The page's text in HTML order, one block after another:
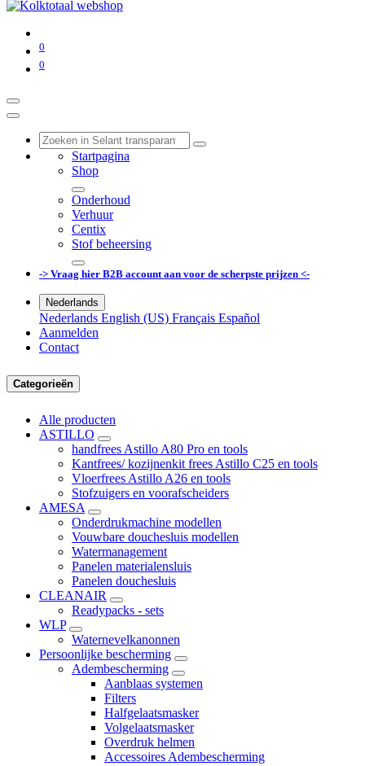
0
0
Startpagina
Shop
Onderhoud
Verhuur
Centix
Stof beheersing
-> Vraag hier B2B account aan voor de scherpste prijzen <-
Nederlands
Nederlands English (US) Français Español
Aanmelden
Contact
Categorieën
Alle producten
ASTILLO
handfrees Astillo A80 Pro en tools
Kantfrees/ kozijnenkit frees Astillo C25 en tools
Vloerfrees Astillo A26 en tools
Stofzuigers en voorafscheiders
AMESA
Onderdrukmachine modellen
Vouwbare douchesluis modellen
Watermanagement
Panelen materialensluis
Panelen douchesluis
CLEANAIR
Readypacks - sets
WLP
Waternevelkanonnen
Persoonlijke bescherming
Adembescherming
Aanblaas systemen
Filters
Halfgelaatsmasker
Volgelaatsmasker
Overdruk helmen
Accessoires Adembescherming